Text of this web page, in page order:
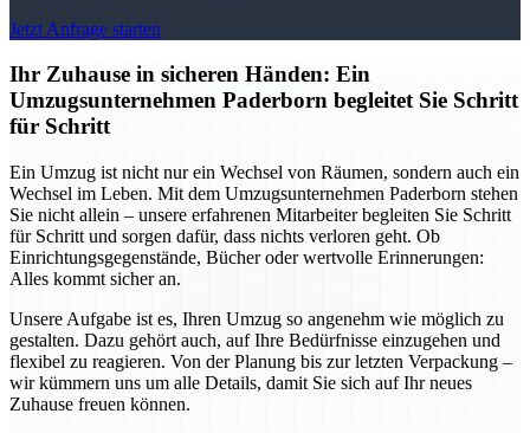
Jetzt Anfrage starten
Ihr Zuhause in sicheren Händen: Ein
Umzugsunternehmen Paderborn begleitet Sie Schritt
für Schritt
Ein Umzug ist nicht nur ein Wechsel von Räumen, sondern auch ein
Wechsel im Leben. Mit dem Umzugsunternehmen Paderborn stehen
Sie nicht allein – unsere erfahrenen Mitarbeiter begleiten Sie Schritt
für Schritt und sorgen dafür, dass nichts verloren geht. Ob
Einrichtungsgegenstände, Bücher oder wertvolle Erinnerungen:
Alles kommt sicher an.
Unsere Aufgabe ist es, Ihren Umzug so angenehm wie möglich zu
gestalten. Dazu gehört auch, auf Ihre Bedürfnisse einzugehen und
flexibel zu reagieren. Von der Planung bis zur letzten Verpackung –
wir kümmern uns um alle Details, damit Sie sich auf Ihr neues
Zuhause freuen können.